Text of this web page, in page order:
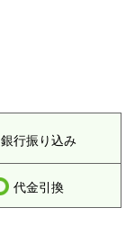
銀行振り込み
代金引換